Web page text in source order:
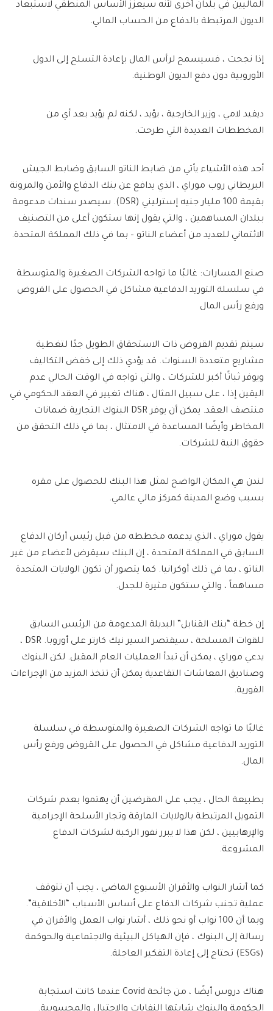
الماليين في بلدان أخرى لأنه سيعزز الأساس المنطقي لاستبعاد
الديون المرتبطة بالدفاع من الحساب المالي.
إذا نجحت ، فسيسمح لرأس المال بإعادة التسلح إلى الدول
الأوروبية دون دفع الديون الوطنية.
ديفيد لامي ، وزير الخارجية ، يؤيد ، لكنه لم يؤيد بعد أي من
المخططات العديدة التي طرحت.
أحد هذه الأشياء يأتي من ضابط الناتو السابق وضابط الجيش
البريطاني روب موراي ، الذي يدافع عن بنك الدفاع والأمن والمرونة
بقيمة 100 مليار جنيه إسترليني (DSR). سيصدر سندات مدعومة
ببلدان المساهمين ، والتي يقول إنها ستكون أعلى من التصنيف
الائتماني للعديد من أعضاء الناتو – بما في ذلك المملكة المتحدة.
صنع المسارات: غالبًا ما تواجه الشركات الصغيرة والمتوسطة
في سلسلة التوريد الدفاعية مشاكل في الحصول على القروض
ورفع رأس المال
سيتم تقديم القروض ذات الاستحقاق الطويل جدًا لتغطية
مشاريع متعددة السنوات. قد يؤدي ذلك إلى خفض التكاليف
ويوفر ثباتًا أكبر للشركات ، والتي تواجه في الوقت الحالي عدم
اليقين إذا ، على سبيل المثال ، هناك تغيير في العقد الحكومي في
منتصف العقد. يمكن أن يوفر DSR البنوك التجارية ضمانات
المخاطر وأيضًا المساعدة في الامتثال ، بما في ذلك التحقق من
حقوق النية للشركات.
لندن هي المكان الواضح لمثل هذا البنك للحصول على مقره
بسبب وضع المدينة كمركز مالي عالمي.
يقول موراي ، الذي يدعمه مخططه من قبل رئيس أركان الدفاع
السابق في المملكة المتحدة ، إن البنك سيقرض لأعضاء من غير
الناتو ، بما في ذلك أوكرانيا. كما يتصور أن تكون الولايات المتحدة
مساهماً ، والتي ستكون مثيرة للجدل.
إن خطة “بنك القنابل” البديلة المدعومة من الرئيس السابق
للقوات المسلحة ، سيقتصر السير نيك كارتر على أوروبا. DSR ،
يدعي موراي ، يمكن أن تبدأ العمليات العام المقبل. لكن البنوك
وصناديق المعاشات التقاعدية يمكن أن تتخذ المزيد من الإجراءات
الفورية.
غالبًا ما تواجه الشركات الصغيرة والمتوسطة في سلسلة
التوريد الدفاعية مشاكل في الحصول على القروض ورفع رأس
المال.
بطبيعة الحال ، يجب على المقرضين أن يهتموا بعدم شركات
التمويل المرتبطة بالولايات المارقة وتجار الأسلحة الإجرامية
والإرهابيين ، لكن هذا لا يبرر نفور الركبة لشركات الدفاع
المشروعة.
كما أشار النواب والأقران الأسبوع الماضي ، يجب أن تتوقف
عملية تجنب شركات الدفاع على أساس الأسباب “الأخلاقية”.
وبما أن 100 نواب أو نحو ذلك ، أشار نواب العمل والأقران في
رسالة إلى البنوك ، فإن الهياكل البيئية والاجتماعية والحوكمة
(ESGs) تحتاج إلى إعادة التفكير العاجلة.
هناك دروس أيضًا ، من جائحة Covid عندما كانت استجابة